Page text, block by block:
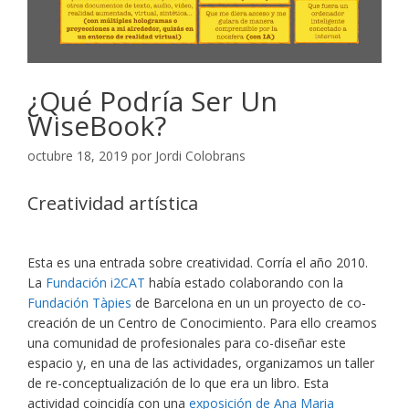
¿Qué Podría Ser Un
WiseBook?
octubre 18, 2019 por Jordi Colobrans
Creatividad artística
Esta es una entrada sobre creatividad. Corría el año 2010.
La Fundación i2CAT había estado colaborando con la
Fundación Tàpies de Barcelona en un un proyecto de co-
creación de un Centro de Conocimiento. Para ello creamos
una comunidad de profesionales para co-diseñar este
espacio y, en una de las actividades, organizamos un taller
de re-conceptualización de lo que era un libro. Esta
actividad coincidía con una exposición de Ana Maria